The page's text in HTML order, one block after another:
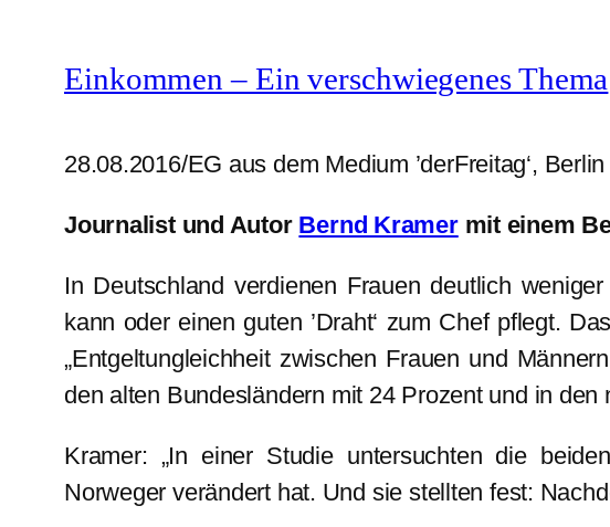
Einkommen – Ein verschwiegenes Thema
28.08.2016/EG aus dem Medium ’derFreitag‘, Berlin
Journalist und Autor Bernd Kramermit einem
In Deutschland verdienen Frauen deutlich
kann oder einen guten ’Draht‘ zum Chef pflegt.
„Entgeltungleichheit zwischen Frauen und
den alten Bundesländern mit 24 Prozent und in
Kramer: „In einer Studie untersuchten die
Norweger verändert hat. Und sie stellten fest: